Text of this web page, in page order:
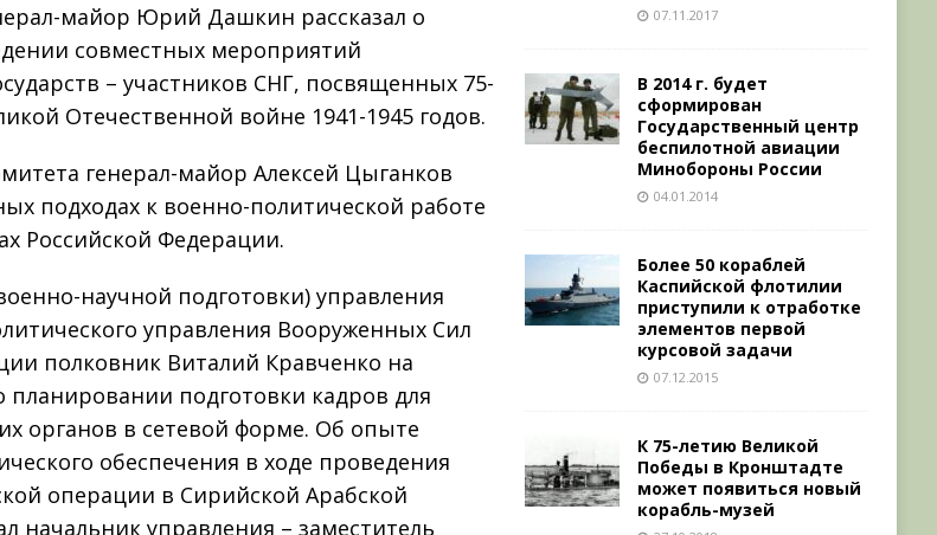
майор Юрий Дашкин рассказал о
совместных мероприятий
– участников СНГ, посвященных 75-
Отечественной войне 1941-1945 годов.
генерал-майор Алексей Цыганков
подходах к военно-политической работе
Российской Федерации.
научной подготовки) управления
управления Вооруженных Сил
полковник Виталий Кравченко на
планировании подготовки кадров для
органов в сетевой форме. Об опыте
обеспечения в ходе проведения
операции в Сирийской Арабской
начальник управления – заместитель
07.11.2017
В 2014 г. будет
сформирован
Государственный центр
беспилотной авиации
Минобороны России
04.01.2014
Более 50 кораблей
Каспийской флотилии
приступили к отработке
элементов первой
курсовой задачи
07.12.2015
К 75-летию Великой
Победы в Кронштадте
может появиться новый
корабль-музей